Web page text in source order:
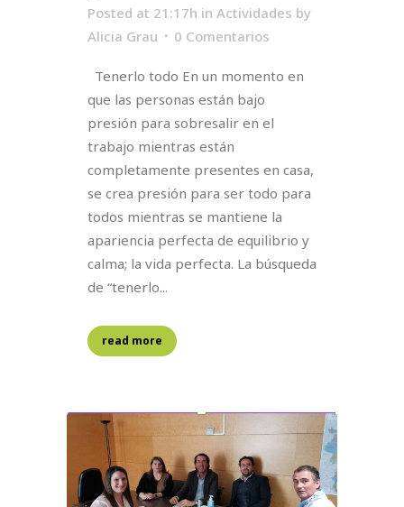
Posted at 21:17h in Actividades by
Alicia Grau
0 Comentarios
Tenerlo todo En un momento en
que las personas están bajo
presión para sobresalir en el
trabajo mientras están
completamente presentes en casa,
se crea presión para ser todo para
todos mientras se mantiene la
apariencia perfecta de equilibrio y
calma; la vida perfecta. La búsqueda
de “tenerlo...
read more